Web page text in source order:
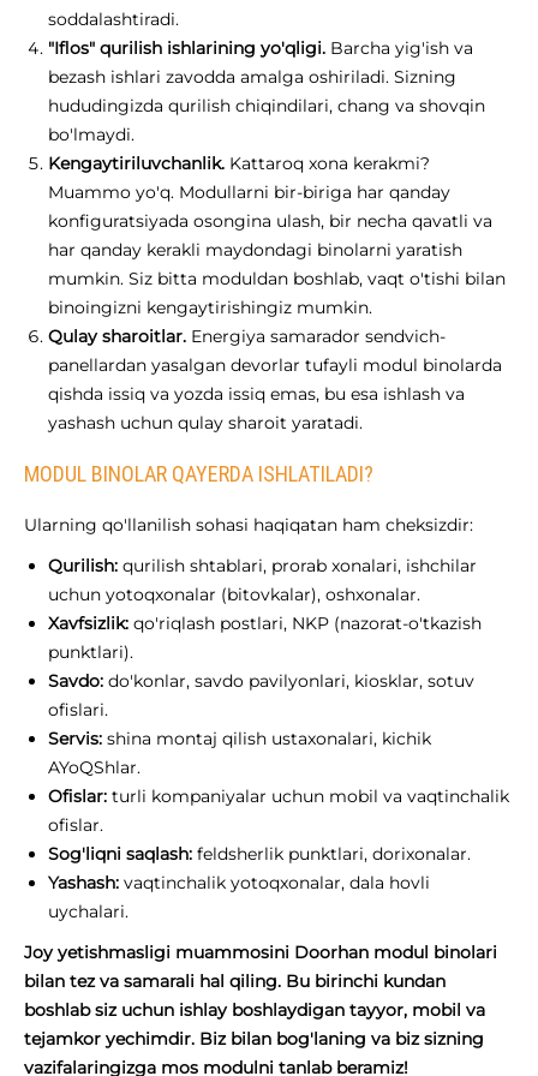
soddalashtiradi.
"Iflos" qurilish ishlarining yo'qligi. Barcha yig'ish va
bezash ishlari zavodda amalga oshiriladi. Sizning
hududingizda qurilish chiqindilari, chang va shovqin
bo'lmaydi.
Kengaytiriluvchanlik. Kattaroq xona kerakmi?
Muammo yo'q. Modullarni bir-biriga har qanday
konfiguratsiyada osongina ulash, bir necha qavatli va
har qanday kerakli maydondagi binolarni yaratish
mumkin. Siz bitta moduldan boshlab, vaqt o'tishi bilan
binoingizni kengaytirishingiz mumkin.
Qulay sharoitlar. Energiya samarador sendvich-
panellardan yasalgan devorlar tufayli modul binolarda
qishda issiq va yozda issiq emas, bu esa ishlash va
yashash uchun qulay sharoit yaratadi.
MODUL BINOLAR QAYERDA ISHLATILADI?
Ularning qo'llanilish sohasi haqiqatan ham cheksizdir:
Qurilish: qurilish shtablari, prorab xonalari, ishchilar
uchun yotoqxonalar (bitovkalar), oshxonalar.
Xavfsizlik: qo'riqlash postlari, NKP (nazorat-o'tkazish
punktlari).
Savdo: do'konlar, savdo pavilyonlari, kiosklar, sotuv
ofislari.
Servis: shina montaj qilish ustaxonalari, kichik
AYoQShlar.
Ofislar: turli kompaniyalar uchun mobil va vaqtinchalik
ofislar.
Sog'liqni saqlash: feldsherlik punktlari, dorixonalar.
Yashash: vaqtinchalik yotoqxonalar, dala hovli
uychalari.
Joy yetishmasligi muammosini Doorhan modul binolari
bilan tez va samarali hal qiling. Bu birinchi kundan
boshlab siz uchun ishlay boshlaydigan tayyor, mobil va
tejamkor yechimdir. Biz bilan bog'laning va biz sizning
vazifalaringizga mos modulni tanlab beramiz!